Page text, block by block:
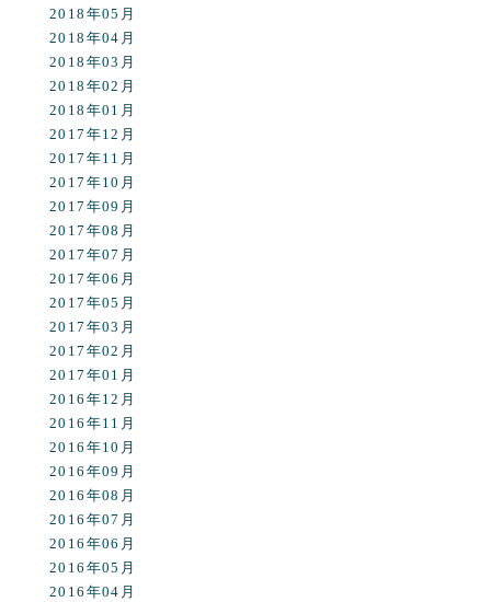
2018年05月
2018年04月
2018年03月
2018年02月
2018年01月
2017年12月
2017年11月
2017年10月
2017年09月
2017年08月
2017年07月
2017年06月
2017年05月
2017年03月
2017年02月
2017年01月
2016年12月
2016年11月
2016年10月
2016年09月
2016年08月
2016年07月
2016年06月
2016年05月
2016年04月